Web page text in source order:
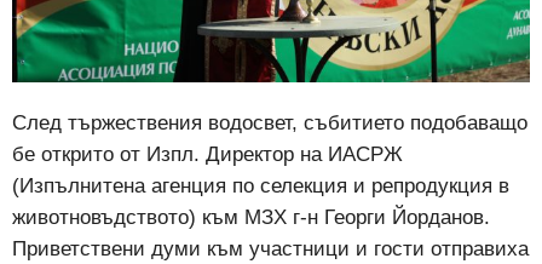
След тържествения водосвет, събитието подобаващо
бе открито от Изпл. Директор на ИАСРЖ
(Изпълнитена агенция по селекция и репродукция в
животновъдството) към МЗХ г-н Георги Йорданов.
Приветствени думи към участници и гости отправиха